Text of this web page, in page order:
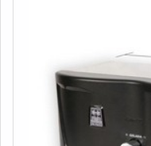
qualidade que garante
ponta a ponta.